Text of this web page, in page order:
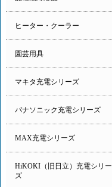
ヒーター・クーラー
園芸用具
マキタ充電シリーズ
パナソニック充電シリーズ
MAX充電シリーズ
HiKOKI（旧日立）充電シリー
ズ